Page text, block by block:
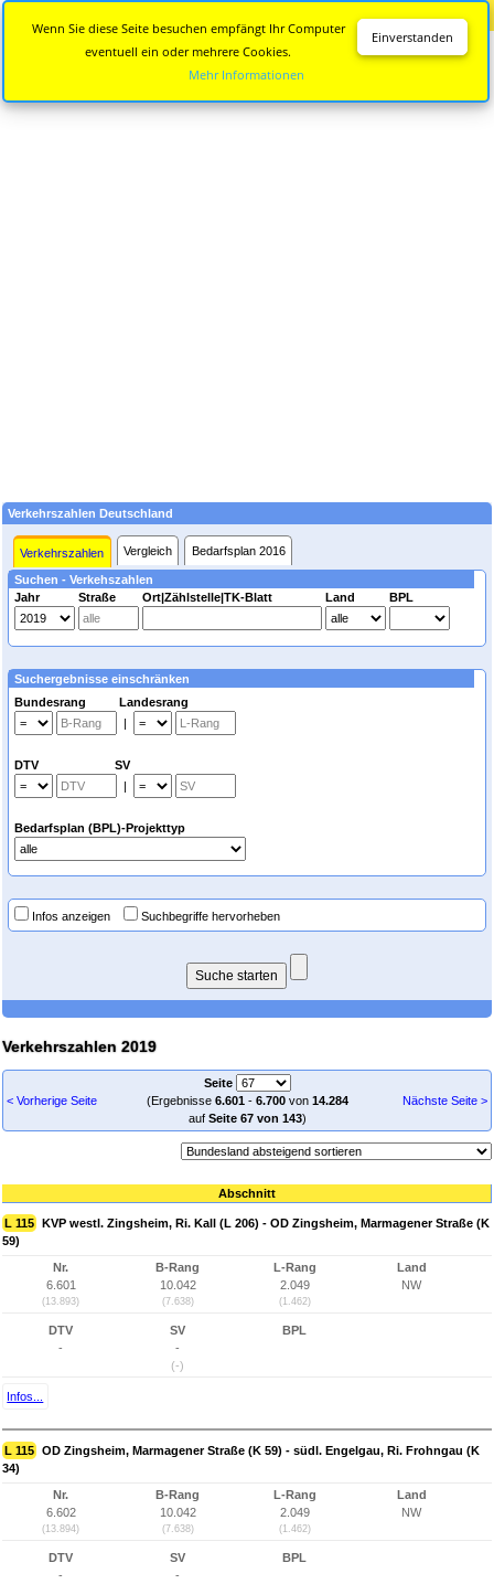
Verkehrszahlen Deutschland
Verkehrszahlen Vergleich Bedarfsplan 2016
Suchen - Verkehszahlen
Jahr
Straße Ort|Zählstelle|TK-Blatt Land BPL
Suchergebnisse einschränken
Bundesrang Landesrang
|
DTV SV
|
Bedarfsplan (BPL)-Projekttyp
Infos anzeigen Suchbegriffe hervorheben
Verkehrszahlen 2019
< Vorherige Seite
Seite
(Ergebnisse 6.601- 6.700von 14.284
auf Seite 67 von 143)
Nächste Seite >
Abschnitt
L 115 KVP westl. Zingsheim, Ri. Kall (L 206) - OD Zingsheim, Marmagener Straße (K
59)
Nr.
6.601
(13.893)
B-Rang
10.042
(7.638)
L-Rang
2.049
(1.462)
Land
NW
DTV
-
SV
-
(-)
BPL
Infos...
L 115 OD Zingsheim, Marmagener Straße (K 59) - südl. Engelgau, Ri. Frohngau (K
34)
Nr.
6.602
(13.894)
B-Rang
10.042
(7.638)
L-Rang
2.049
(1.462)
Land
NW
DTV
-
SV
-
BPL
Einverstanden
Wenn Sie diese Seite besuchen empfängt Ihr Computer
eventuell ein oder mehrere Cookies.
Mehr Informationen